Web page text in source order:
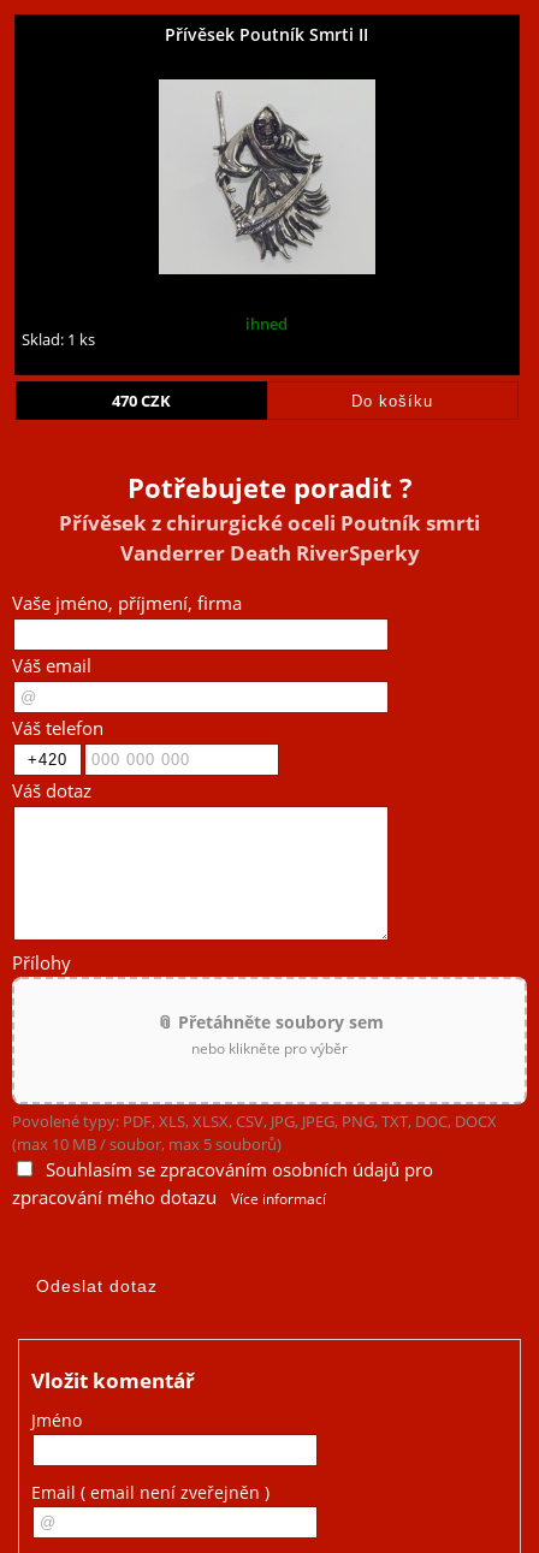
Přívěsek Poutník Smrti II
ihned
Sklad: 1 ks
470CZK
Potřebujete poradit ?
Přívěsek z chirurgické oceli Poutník smrti
Vanderrer Death RiverSperky
Vaše jméno, příjmení, firma
Váš email
Váš telefon
Váš dotaz
Přílohy
📎 Přetáhněte soubory sem
nebo klikněte pro výběr
Povolené typy: PDF, XLS, XLSX, CSV, JPG, JPEG, PNG, TXT, DOC, DOCX
(max 10 MB / soubor, max 5 souborů)
Souhlasím se zpracováním osobních údajů pro
zpracování mého dotazu
Více informací
Vložit komentář
Jméno
Email ( email není zveřejněn )